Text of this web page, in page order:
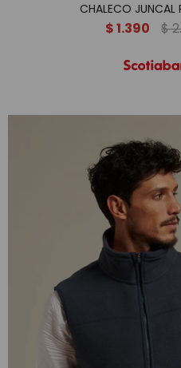
CHALECO
$1.390 $